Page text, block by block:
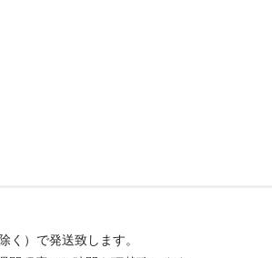
く）で発送致します。